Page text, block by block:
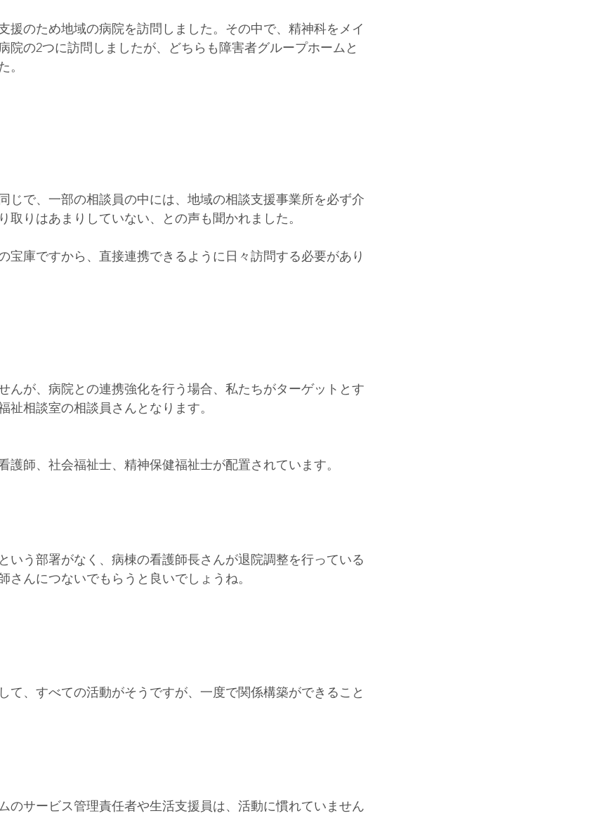
援のため地域の病院を訪問しました。その中で、精神科をメイ
院の2つに訪問しましたが、どちらも障害者グループホームと
。
じで、一部の相談員の中には、地域の相談支援事業所を必ず介
取りはあまりしていない、との声も聞かれました。
宝庫ですから、直接連携できるように日々訪問する必要があり
んが、病院との連携強化を行う場合、私たちがターゲットとす
祉相談室の相談員さんとなります。
護師、社会福祉士、精神保健福祉士が配置されています。
いう部署がなく、病棟の看護師長さんが退院調整を行っている
さんにつないでもらうと良いでしょうね。
て、すべての活動がそうですが、一度で関係構築ができること
のサービス管理責任者や生活支援員は、活動に慣れていません